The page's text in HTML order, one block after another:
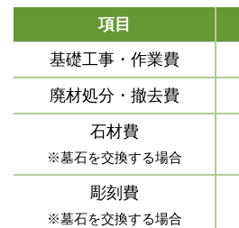
項目
基礎工事・作業費
廃材処分・撤去費
石材費
※墓石を交換する場合
彫刻費
※墓石を交換する場合